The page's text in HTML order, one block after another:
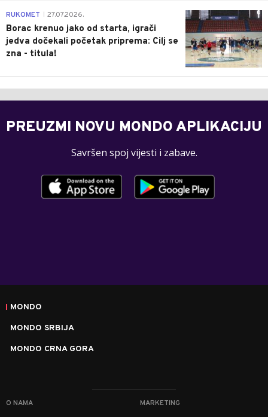
0
RUKOMET 27.07.2026.
Borac krenuo jako od starta, igrači
jedva dočekali početak priprema: Cilj se
zna - titula!
PREUZMI NOVU MONDO APLIKACIJU
Savršen spoj vijesti i zabave.
MONDO
MONDO SRBIJA
MONDO CRNA GORA
O NAMA MARKETING